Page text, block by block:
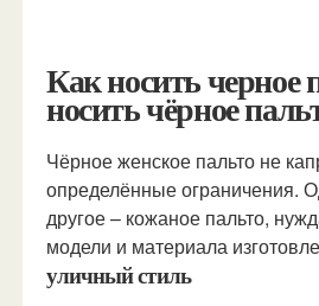
Как носить черное
носить чёрное
Чёрное женское пальто не
определённые ограничения.
другое – кожаное пальто,
модели и материала
уличный стиль